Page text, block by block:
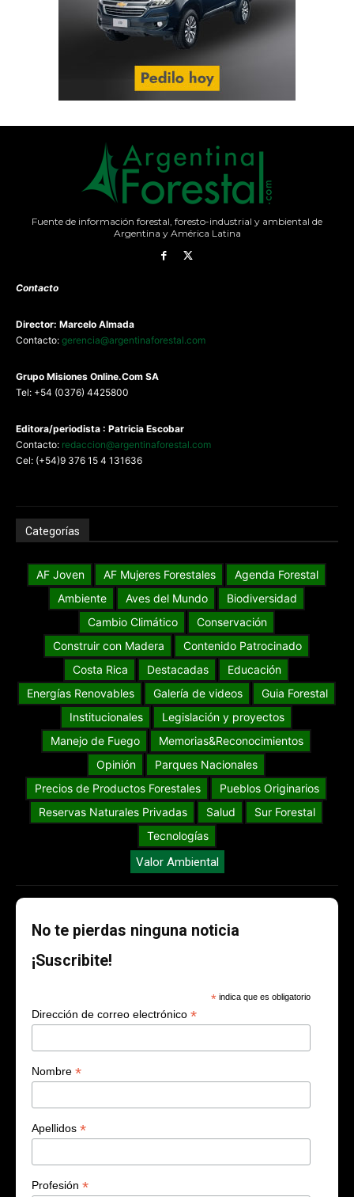
Fuente de información forestal, foresto-industrial y ambiental de
Argentina y América Latina
Contacto
Director: Marcelo Almada
Contacto: gerencia@argentinaforestal.com
Grupo Misiones Online.Com SA
Tel: +54 (0376) 4425800
Editora/periodista : Patricia Escobar
Contacto: redaccion@argentinaforestal.com
Cel: (+54)9 376 15 4 131636
Categorías
AF Joven AF Mujeres Forestales
Agenda Forestal
Ambiente
Aves del Mundo
Biodiversidad
Cambio Climático
Conservación
Construir con Madera
Contenido Patrocinado
Costa Rica
Destacadas
Educación
Energías Renovables
Galería de videos
Guia Forestal
Institucionales
Legislación y proyectos
Manejo de Fuego
Memorias&Reconocimientos
Opinión
Parques Nacionales
Precios de Productos Forestales
Pueblos Originarios
Reservas Naturales Privadas
Salud
Sur Forestal
Tecnologías
Valor Ambiental
No te pierdas ninguna noticia
¡Suscribite!
* indica que es obligatorio
Dirección de correo electrónico *
Nombre *
Apellidos *
Profesión *